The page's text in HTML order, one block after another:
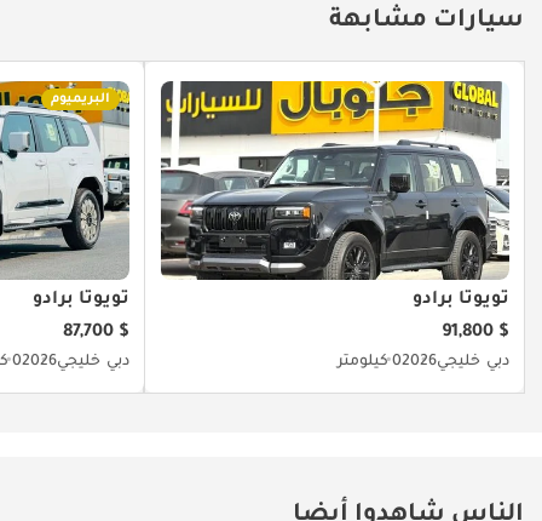
سيارات مشابهة
تويوتا برادو
$ 91,800
دبي خليجي20260 كيلومتر
البريميوم
تويوتا برادو
$ 87,700
دبي خليجي20260 كيلومتر